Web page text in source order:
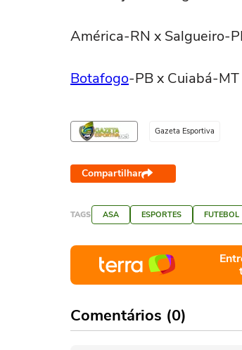
América-RN x Salgueiro-
Botafogo-PB x Cuiabá-MT
Gazeta Esportiva
Compartilhar
TAGS ASA ESPORTES FUTEBOL
Comentários (0)